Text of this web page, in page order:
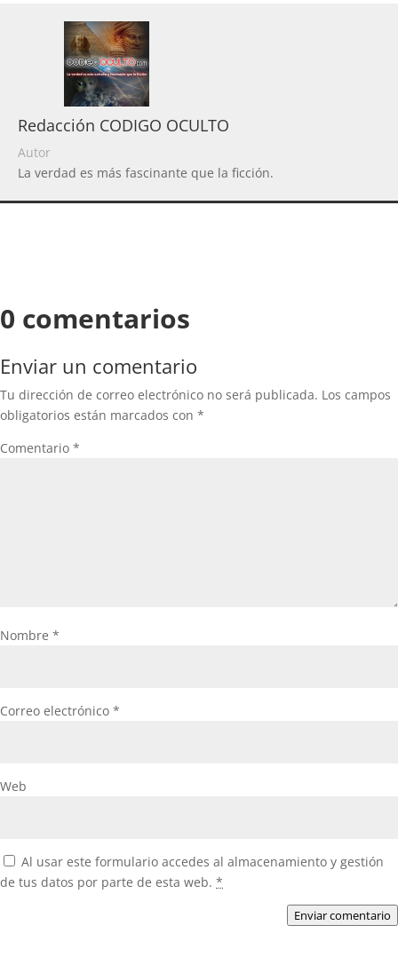
Redacción CODIGO OCULTO
Autor
La verdad es más fascinante que la ficción.
0 comentarios
Enviar un comentario
Tu dirección de correo electrónico no será publicada. Los campos
obligatorios están marcados con *
Comentario *
Nombre *
Correo electrónico *
Web
Al usar este formulario accedes al almacenamiento y gestión
de tus datos por parte de esta web. *
Enviar comentario